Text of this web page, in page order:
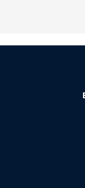
Feil auf dem
Residence Inn by
Empfang
Zum Angebot